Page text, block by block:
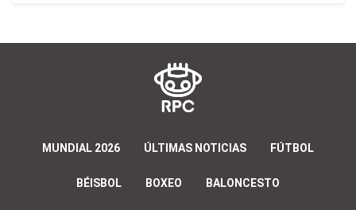
MUNDIAL 2026 ÚLTIMAS NOTICIAS FÚTBOL
BÉISBOL BOXEO BALONCESTO